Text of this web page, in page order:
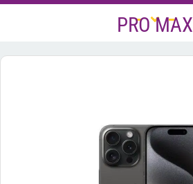
PRO MAX